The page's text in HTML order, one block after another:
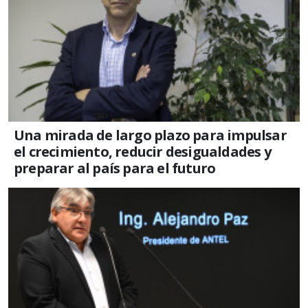
Una mirada de largo plazo para impulsar
el crecimiento, reducir desigualdades y
preparar al país para el futuro